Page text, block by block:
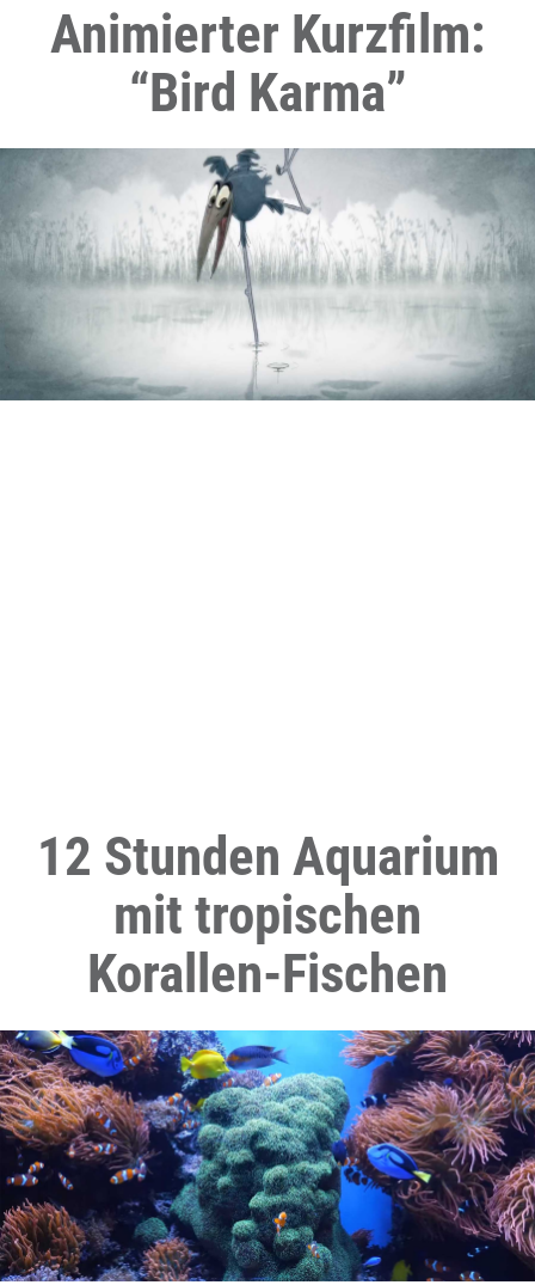
Animierter Kurzfilm:
“Bird Karma”
12 Stunden Aquarium
mit tropischen
Korallen-Fischen